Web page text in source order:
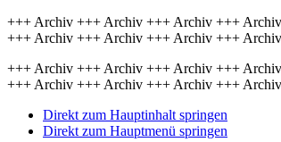
+++ Archiv +++ Archiv +++ Archiv +++
+++ Archiv +++ Archiv +++ Archiv +++
+++ Archiv +++ Archiv +++ Archiv +++
+++ Archiv +++ Archiv +++ Archiv +++
Direkt zum Hauptinhalt springen
Direkt zum Hauptmenü springen